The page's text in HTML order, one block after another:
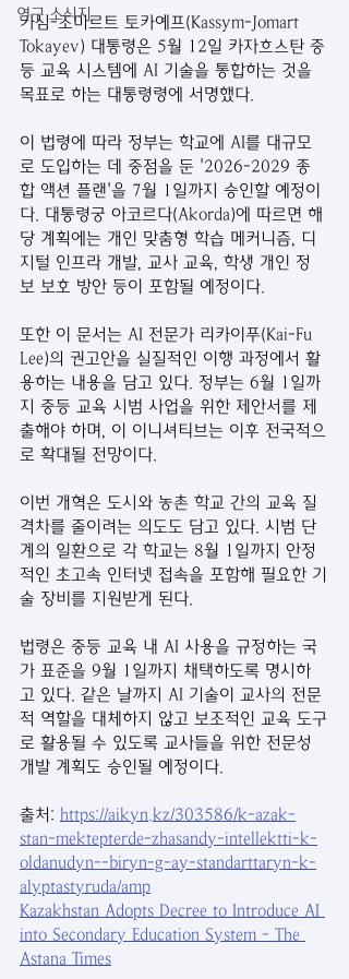
연구 소식지
카심-조마르트 토카예프(Kassym-Jomart
Tokayev) 대통령은 5월 12일 카자흐스탄 중
등 교육 시스템에 AI 기술을 통합하는 것을
목표로 하는 대통령령에 서명했다.
이 법령에 따라 정부는 학교에 AI를 대규모
로 도입하는 데 중점을 둔 '2026-2029 종
합 액션 플랜'을 7월 1일까지 승인할 예정이
다. 대통령궁 아코르다(Akorda)에 따르면 해
당 계획에는 개인 맞춤형 학습 메커니즘, 디
지털 인프라 개발, 교사 교육, 학생 개인 정
보 보호 방안 등이 포함될 예정이다.
또한 이 문서는 AI 전문가 리카이푸(Kai-Fu
Lee)의 권고안을 실질적인 이행 과정에서 활
용하는 내용을 담고 있다. 정부는 6월 1일까
지 중등 교육 시범 사업을 위한 제안서를 제
출해야 하며, 이 이니셔티브는 이후 전국적으
로 확대될 전망이다.
이번 개혁은 도시와 농촌 학교 간의 교육 질
격차를 줄이려는 의도도 담고 있다. 시범 단
계의 일환으로 각 학교는 8월 1일까지 안정
적인 초고속 인터넷 접속을 포함해 필요한 기
술 장비를 지원받게 된다.
법령은 중등 교육 내 AI 사용을 규정하는 국
가 표준을 9월 1일까지 채택하도록 명시하
고 있다. 같은 날까지 AI 기술이 교사의 전문
적 역할을 대체하지 않고 보조적인 교육 도구
로 활용될 수 있도록 교사들을 위한 전문성
개발 계획도 승인될 예정이다.
출처: https://aikyn.kz/303586/k-azak-
stan-mektepterde-zhasandy-intellektti-k-
oldanudyn--biryn-g-ay-standarttaryn-k-
alyptastyruda/amp
Kazakhstan Adopts Decree to Introduce AI
into Secondary Education System - The
Astana Times